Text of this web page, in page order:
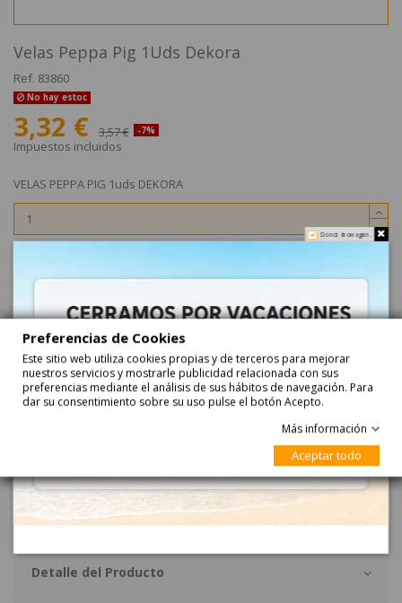
Velas Peppa Pig 1Uds Dekora
Ref. 83860
No hay estoc
3,32 € 3,57 € -7%
Impuestos incluidos
VELAS PEPPA PIG 1uds DEKORA
VELAS PEPPA PIG son velas envueltas individualmente con la figura
de la Peppa Pig para tu tarta de cumpleaños. Las velas son SIN
número. Se venden 1 unidades.
Detalle del Producto
Do not show again.
Preferencias de Cookies
Este sitio web utiliza cookies propias y de terceros para mejorar
nuestros servicios y mostrarle publicidad relacionada con sus
preferencias mediante el análisis de sus hábitos de navegación. Para
dar su consentimiento sobre su uso pulse el botón Acepto.
Más información
Aceptar todo